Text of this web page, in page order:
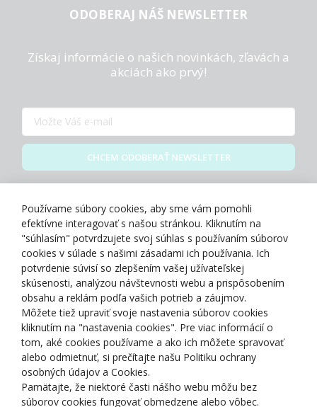
ODOBERAJ NÁŠ NEWSLETTER
Získaj informácie o našich novinkách, zľavách a
akciách ako prvý!
CHCEM ODOBERAŤ NEWSLETTER
O NÁS
NAKUPOVANIE
ZÁKAZNÍCKA ZÓNA
NAŠE OCENENIA
Používame súbory cookies, aby sme vám pomohli
efektívne interagovať s našou stránkou. Kliknutím na
"súhlasím" potvrdzujete svoj súhlas s používaním súborov
cookies v súlade s našimi zásadami ich používania. Ich
potvrdenie súvisí so zlepšením vašej užívateľskej
skúsenosti, analýzou návštevnosti webu a prispôsobením
obsahu a reklám podľa vašich potrieb a záujmov.
Môžete tiež upraviť svoje nastavenia súborov cookies
kliknutím na "nastavenia cookies". Pre viac informácií o
tom, aké cookies používame a ako ich môžete spravovať
alebo odmietnuť, si prečítajte našu Politiku ochrany
osobných údajov a Cookies.
Pamätajte, že niektoré časti nášho webu môžu bez
súborov cookies fungovať obmedzene alebo vôbec.